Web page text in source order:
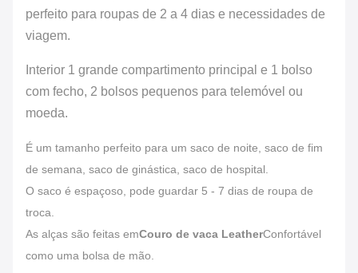
perfeito para roupas de 2 a 4 dias e necessidades de
viagem.
Interior 1 grande compartimento principal e 1 bolso
com fecho, 2 bolsos pequenos para telemóvel ou
moeda.
É um tamanho perfeito para um saco de noite, saco de fim
de semana, saco de ginástica, saco de hospital.
O saco é espaçoso, pode guardar 5 - 7 dias de roupa de
troca.
As alças são feitas emCouro de vaca LeatherConfortável
como uma bolsa de mão.